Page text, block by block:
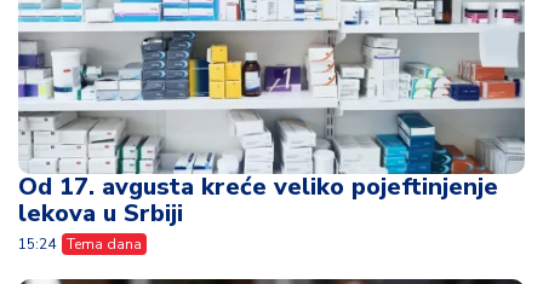
Od 17. avgusta kreće veliko pojeftinjenje
lekova u Srbiji
15:24 Tema dana